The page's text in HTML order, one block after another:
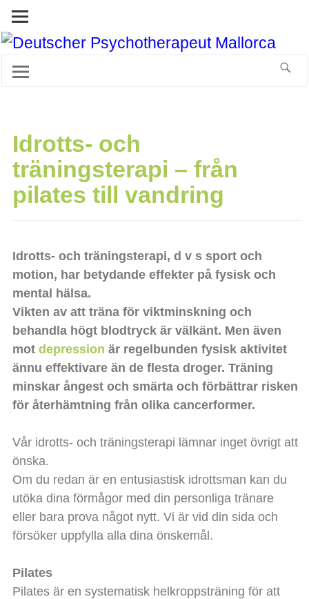
Idrotts- och
träningsterapi – från
pilates till vandring
Idrotts- och träningsterapi, d v s sport och
motion, har betydande effekter på fysisk och
mental hälsa.
Vikten av att träna för viktminskning och
behandla högt blodtryck är välkänt. Men även
mot depression är regelbunden fysisk aktivitet
ännu effektivare än de flesta droger. Träning
minskar ångest och smärta och förbättrar risken
för återhämtning från olika cancerformer.
Vår idrotts- och träningsterapi lämnar inget övrigt att
önska.
Om du redan är en entusiastisk idrottsman kan du
utöka dina förmågor med din personliga tränare
eller bara prova något nytt. Vi är vid din sida och
försöker uppfylla alla dina önskemål.
Pilates
Pilates är en systematisk helkroppsträning för att